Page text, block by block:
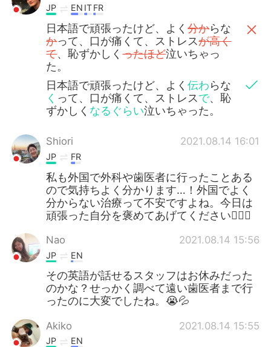
JP EN ITFR
日本語で頑張ったけど、よく分からな
かって、口が痛くて、ストレスが高く
て、恥ずかしくったほど泣いちゃっ
た。
日本語で頑張ったけど、よく伝わらな
く って、口が痛くて、ストレスで、恥
ずかしく なるぐらい泣いちゃった。
Shiori 2021.08.14 16:01
JP FR
私も外国で外科や歯医者に行ったことある
ので気持ちよく分かります…！外国でよく
分からない治療って不安ですよね。今日は
頑張った自分を褒めてあげてください🙆‍♀️✨
Nao 2021.08.14 15:56
JP EN
その英語が話せるスタッフはお休みだった
のかな？せっかく調べて遠い歯医者まで行
ったのに大変でしたね。😭💦
Akiko 2021.08.14 15:55
JP EN